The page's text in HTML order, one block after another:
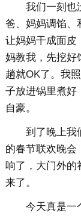
我们一刻也
爸、妈妈调馅、
让妈妈干成面皮
妈教我，先挖好
趟就OK了。我
子放进锅里煮好
自豪。
到了晚上我
的春节联欢晚会
响了，大门外的
来了。
今天真是一